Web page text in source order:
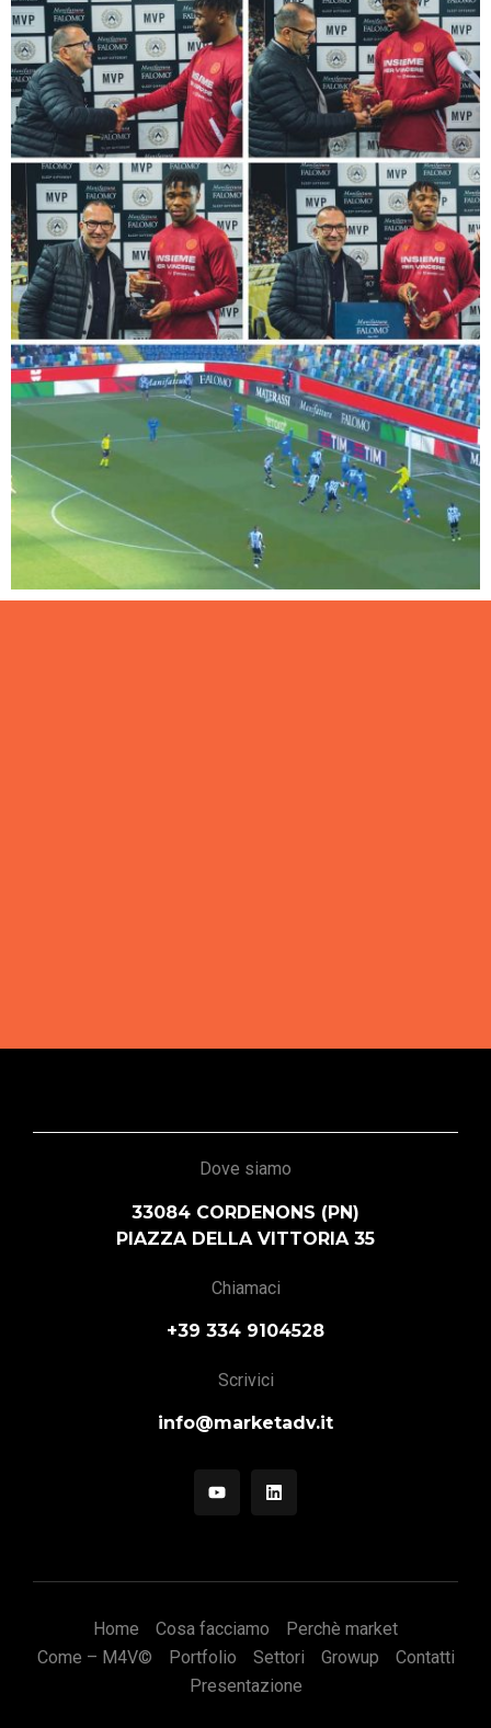
Dove siamo
33084 CORDENONS (PN)
PIAZZA DELLA VITTORIA 35
Chiamaci
+39 334 9104528
Scrivici
info@marketadv.it
Home Cosa facciamo
Perchè market
Come – M4V©
Portfolio Settori Growup
Contatti
Presentazione